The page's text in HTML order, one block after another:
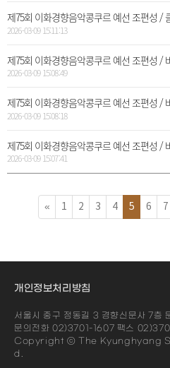
제75회 이화경향음악콩쿠르 예선 조편성 /
2026-03-09 15:11:13
제75회 이화경향음악콩쿠르 예선 조편성 /
2026-03-09 15:08:49
제75회 이화경향음악콩쿠르 예선 조편성 /
2026-03-09 15:08:18
제75회 이화경향음악콩쿠르 예선 조편성 /
2026-03-09 15:07:41
« 1 2 3 4 5 6 7
개인정보처리방침
서울시 중구 정동길 3 경향신문사 7층
문의전화 02)3701-1607 팩스
Copyright ⓒ The Kyunghyang
d.